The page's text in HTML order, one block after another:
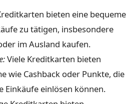
bieten eine bequeme
zu tätigen, insbesondere
im Ausland kaufen.
Viele Kreditkarten bieten
wie Cashback oder Punkte, die
Einkäufe einlösen können.